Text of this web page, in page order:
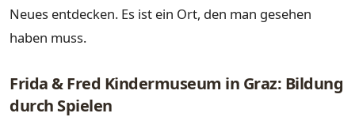
Neues entdecken. Es ist ein Ort, den man gesehen
haben muss.
Frida & Fred Kindermuseum in Graz: Bildung
durch Spielen